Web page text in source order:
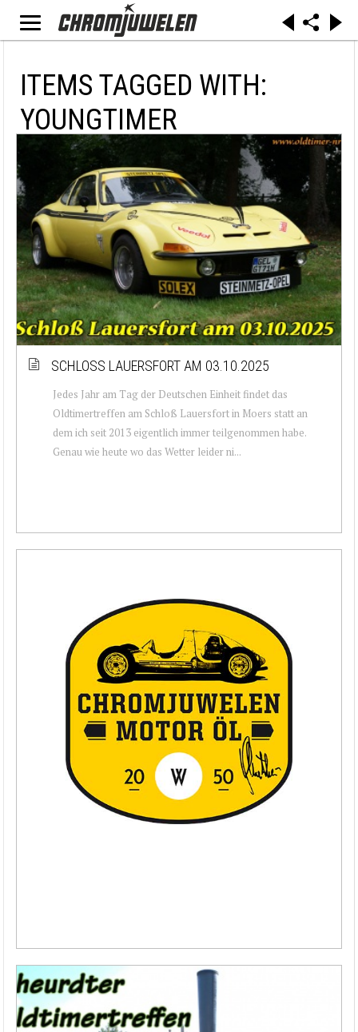
ITEMS TAGGED WITH:
YOUNGTIMER
SCHLOSS LAUERSFORT AM 03.10.2025
Jedes Jahr am Tag der Deutschen Einheit findet das
Oldtimertreffen am Schloß Lauersfort in Moers statt an
dem ich seit 2013 eigentlich immer teilgenommen habe.
Genau wie heute wo das Wetter leider ni...